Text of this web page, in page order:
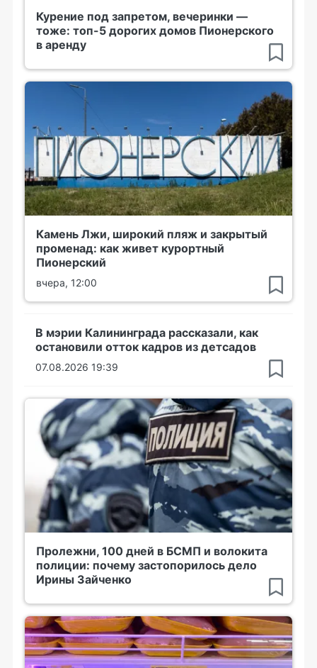
Курение под запретом, вечеринки —
тоже: топ-5 дорогих домов Пионерского
в аренду
Камень Лжи, широкий пляж и закрытый
променад: как живет курортный
Пионерский
вчера, 12:00
В мэрии Калининграда рассказали, как
остановили отток кадров из детсадов
07.08.2026 19:39
Пролежни, 100 дней в БСМП и волокита
полиции: почему застопорилось дело
Ирины Зайченко